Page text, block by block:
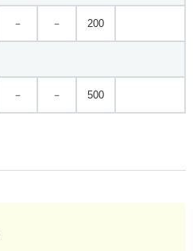
－ － 200
－ － 500